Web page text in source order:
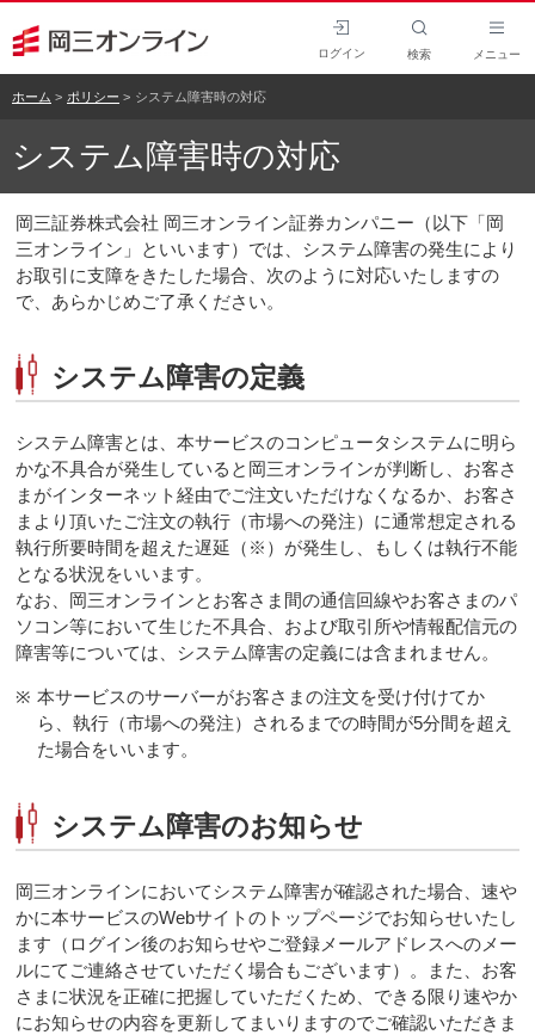
ログイン 検索 メニュー
ホーム ポリシー システム障害時の対応
システム障害時の対応
岡三証券株式会社 岡三オンライン証券カンパニー（以下「岡
三オンライン」といいます）では、システム障害の発生により
お取引に支障をきたした場合、次のように対応いたしますの
で、あらかじめご了承ください。
システム障害の定義
システム障害とは、本サービスのコンピュータシステムに明ら
かな不具合が発生していると岡三オンラインが判断し、お客さ
まがインターネット経由でご注文いただけなくなるか、お客さ
まより頂いたご注文の執行（市場への発注）に通常想定される
執行所要時間を超えた遅延（※）が発生し、もしくは執行不能
となる状況をいいます。
なお、岡三オンラインとお客さま間の通信回線やお客さまのパ
ソコン等において生じた不具合、および取引所や情報配信元の
障害等については、システム障害の定義には含まれません。
※ 本サービスのサーバーがお客さまの注文を受け付けてか
ら、執行（市場への発注）されるまでの時間が5分間を超え
た場合をいいます。
システム障害のお知らせ
岡三オンラインにおいてシステム障害が確認された場合、速や
かに本サービスのWebサイトのトップページでお知らせいたし
ます（ログイン後のお知らせやご登録メールアドレスへのメー
ルにてご連絡させていただく場合もございます）。また、お客
さまに状況を正確に把握していただくため、できる限り速やか
にお知らせの内容を更新してまいりますのでご確認いただきま